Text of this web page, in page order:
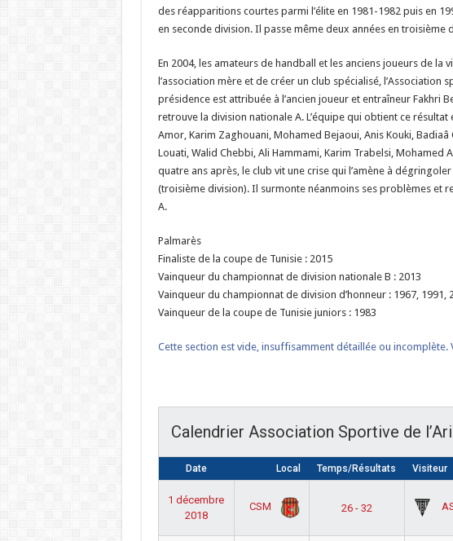
des réapparitions courtes parmi l’élite en 1981-1982 puis en
en seconde division. Il passe même deux années en troisième
En 2004, les amateurs de handball et les anciens joueurs de la
l’association mère et de créer un club spécialisé, l’Association
présidence est attribuée à l’ancien joueur et entraîneur Fakhri
retrouve la division nationale A. L’équipe qui obtient ce
Amor, Karim Zaghouani, Mohamed Bejaoui, Anis Kouki,
Louati, Walid Chebbi, Ali Hammami, Karim Trabelsi, Mohamed
quatre ans après, le club vit une crise qui l’amène à
(troisième division). Il surmonte néanmoins ses problèmes et
A.
Palmarès
Finaliste de la coupe de Tunisie : 2015
Vainqueur du championnat de division nationale B : 2013
Vainqueur du championnat de division d’honneur : 1967, 1991,
Vainqueur de la coupe de Tunisie juniors : 1983
Cette section est vide, insuffisamment détaillée ou incomplète.
Calendrier Association Sportive de
Date Local Temps/Résultats Visiteur
1 décembre
2018
CSM 26 - 32